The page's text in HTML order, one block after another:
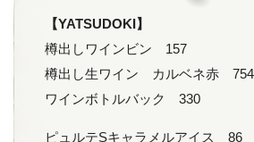
【YATSUDOKI】
樽出しワインビン 157
樽出し生ワイン カルベネ赤 754
ワインボトルバック 330
ピュルテSキャラメルアイス 86